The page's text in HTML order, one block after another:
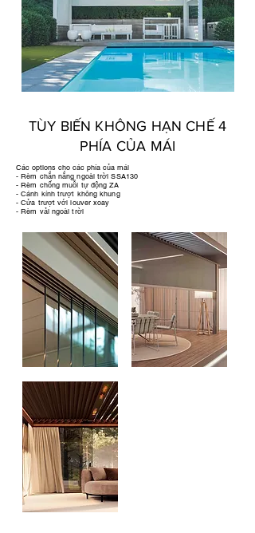
TÙY BIẾN KHÔNG HẠN CHẾ 4
PHÍA CỦA MÁI
Các options cho các phía của mái
- Rèm chắn nắng ngoài trời SSA130
- Rèm chống muỗi tự động ZA
- Cánh kính trượt không khung
- Cửa trượt với louver xoay
- Rèm vải ngoài trời